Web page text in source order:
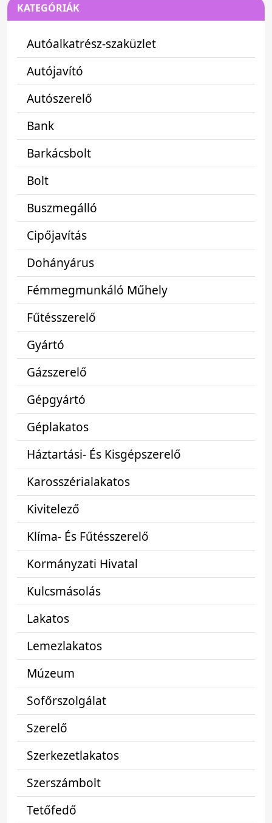
KATEGÓRIÁK
Autóalkatrész-szaküzlet
Autójavító
Autószerelő
Bank
Barkácsbolt
Bolt
Buszmegálló
Cipőjavítás
Dohányárus
Fémmegmunkáló Műhely
Fűtésszerelő
Gyártó
Gázszerelő
Gépgyártó
Géplakatos
Háztartási- És Kisgépszerelő
Karosszérialakatos
Kivitelező
Klíma- És Fűtésszerelő
Kormányzati Hivatal
Kulcsmásolás
Lakatos
Lemezlakatos
Múzeum
Sofőrszolgálat
Szerelő
Szerkezetlakatos
Szerszámbolt
Tetőfedő